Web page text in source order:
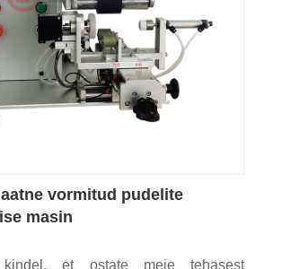
vormitud pudelite
masin
et ostate meie tehasest